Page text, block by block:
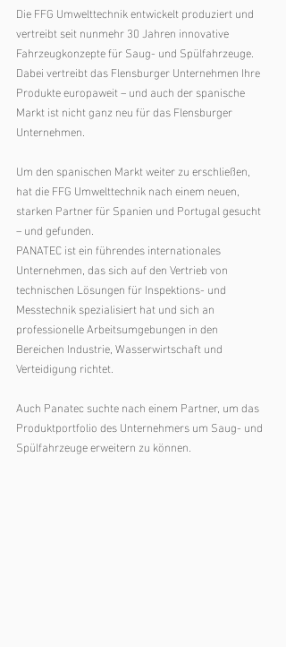
Die FFG Umwelttechnik entwickelt produziert und
vertreibt seit nunmehr 30 Jahren innovative
Fahrzeugkonzepte für Saug- und Spülfahrzeuge.
Dabei vertreibt das Flensburger Unternehmen Ihre
Produkte europaweit – und auch der spanische
Markt ist nicht ganz neu für das Flensburger
Unternehmen.
Um den spanischen Markt weiter zu erschließen,
hat die FFG Umwelttechnik nach einem neuen,
starken Partner für Spanien und Portugal gesucht
– und gefunden.
PANATEC ist ein führendes internationales
Unternehmen, das sich auf den Vertrieb von
technischen Lösungen für Inspektions- und
Messtechnik spezialisiert hat und sich an
professionelle Arbeitsumgebungen in den
Bereichen Industrie, Wasserwirtschaft und
Verteidigung richtet.
Auch Panatec suchte nach einem Partner, um das
Produktportfolio des Unternehmers um Saug- und
Spülfahrzeuge erweitern zu können.